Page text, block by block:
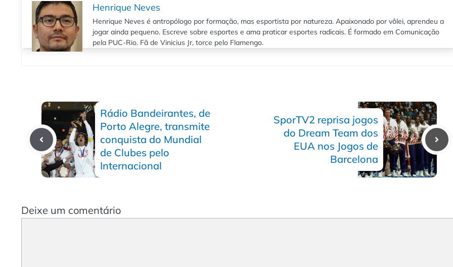
Henrique Neves
Henrique Neves é antropólogo por formação, mas esportista por natureza. Apaixonado por vôlei, aprendeu a
jogar ainda pequeno. Escreve sobre esportes e ama praticar esportes radicais. É formado em Comunicação
pela PUC-Rio. Fã de Vinicius Jr, torce pelo Flamengo.
Rádio Bandeirantes, de
Porto Alegre, transmite
conquista do Mundial
de Clubes pelo
Internacional
SporTV2 reprisa jogos
do Dream Team dos
EUA nos Jogos de
Barcelona
Deixe um comentário